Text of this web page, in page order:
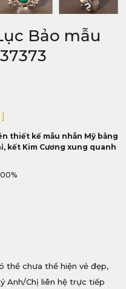
Bảo mẫu
thiết kế mẫu nhẫn Mỹ bằng
kết Kim Cương xung quanh
thể chưa thể hiện vẻ đẹp,
Anh/Chị liên hệ trực tiếp